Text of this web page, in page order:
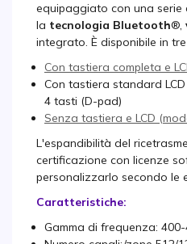
equipaggiato con una serie
la tecnologia Bluetooth®,
integrato. È disponibile in
Con tastiera completa e
Con tastiera standard
4 tasti (D-pad)
Senza tastiera e LCD
L'espandibilità del
certificazione con licenze
personalizzarlo secondo le
Caratteristiche:
Gamma di frequenza: